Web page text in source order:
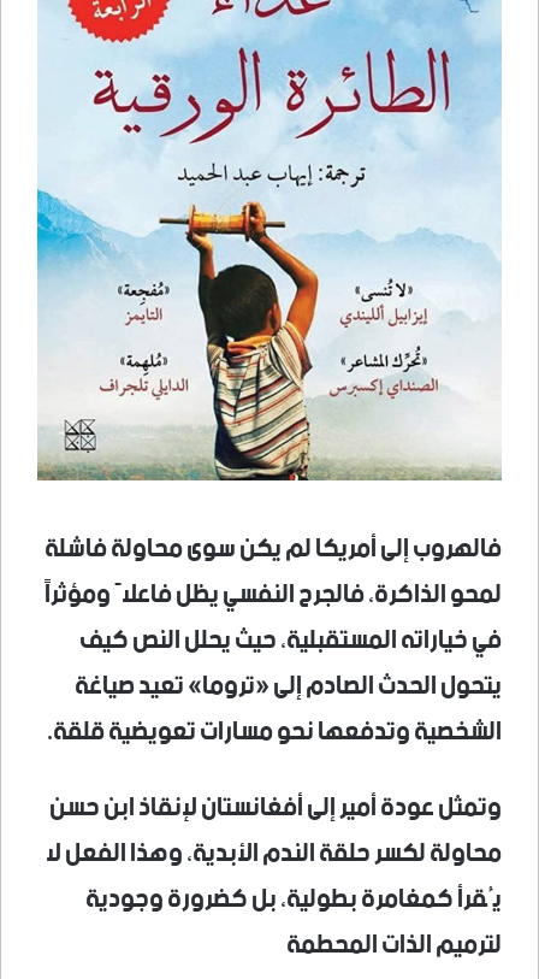
فالهروب إلى أمريكا لم يكن سوى محاولة فاشلة
لمحو الذاكرة، فالجرح النفسي يظل فاعلاً ومؤثراً
في خياراته المستقبلية، حيث يحلل النص كيف
يتحول الحدث الصادم إلى «تروما» تعيد صياغة
الشخصية وتدفعها نحو مسارات تعويضية قلقة.
وتمثل عودة أمير إلى أفغانستان لإنقاذ ابن حسن
محاولة لكسر حلقة الندم الأبدية، وهذا الفعل لا
يُقرأ كمغامرة بطولية، بل كضرورة وجودية
لترميم الذات المحطمة